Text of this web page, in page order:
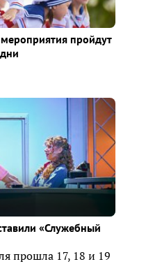
пройдут
«Служебный
прошла 17, 18 и 19